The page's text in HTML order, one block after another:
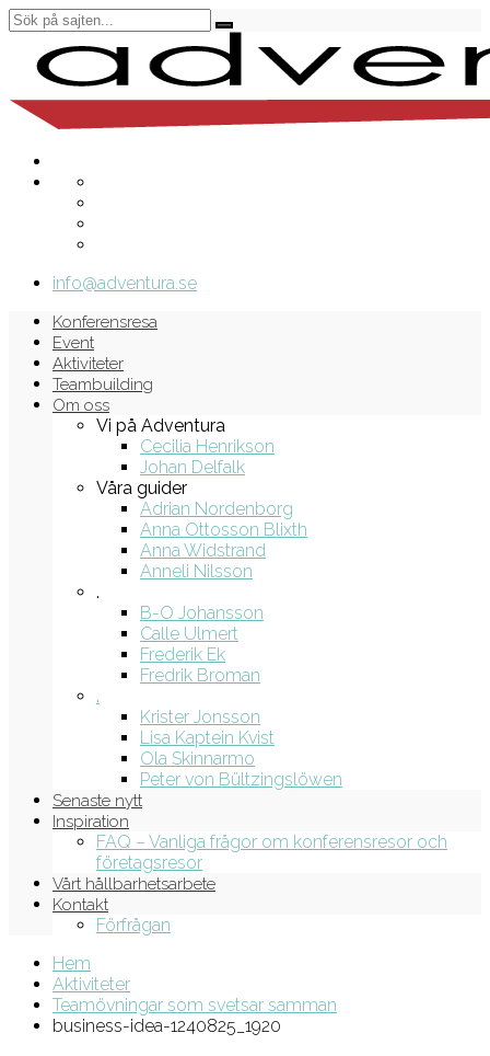
info@adventura.se
Konferensresa
Event
Aktiviteter
Teambuilding
Om oss
Vi på Adventura
Cecilia Henrikson
Johan Delfalk
Våra guider
Adrian Nordenborg
Anna Ottosson Blixth
Anna Widstrand
Anneli Nilsson
.
B-O Johansson
Calle Ulmert
Frederik Ek
Fredrik Broman
.
Krister Jonsson
Lisa Kaptein Kvist
Ola Skinnarmo
Peter von Bültzingslöwen
Senaste nytt
Inspiration
FAQ – Vanliga frågor om konferensresor och
företagsresor
Vårt hållbarhetsarbete
Kontakt
Förfrågan
Hem
Aktiviteter
Teamövningar som svetsar samman
business-idea-1240825_1920